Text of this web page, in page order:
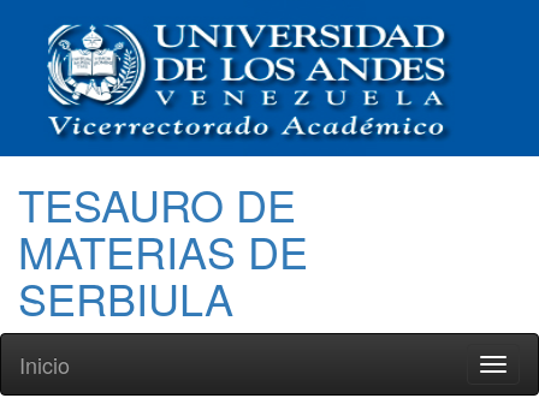
TESAURO DE
MATERIAS DE
SERBIULA
Inicio